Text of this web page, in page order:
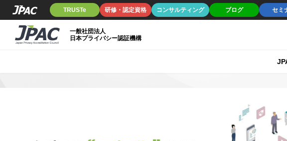
TRUSTe 研修・認定資格 コンサルティング ブログ セミ
一般社団法人
日本プライバシー認証機構